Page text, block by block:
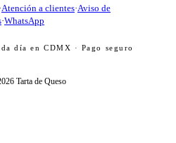
·Atención a clientes·Aviso de
·WhatsApp
día en CDMX · Pago seguro
Tarta de Queso